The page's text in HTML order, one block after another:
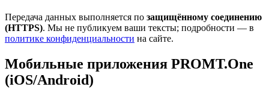
Передача данных выполняется по защищённому соединению
(HTTPS). Мы не публикуем ваши тексты; подробности — в
политике конфиденциальности на сайте.
Мобильные приложения PROMT.One
(iOS/Android)